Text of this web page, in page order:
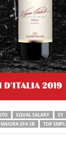
EQUAL SALARY EY
MAIORA SPA SB TOP